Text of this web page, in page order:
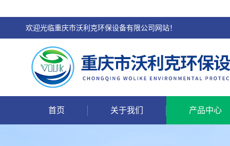
欢迎光临重庆市沃利克环保设备有限公司网站！
首页 关于我们 产品中心